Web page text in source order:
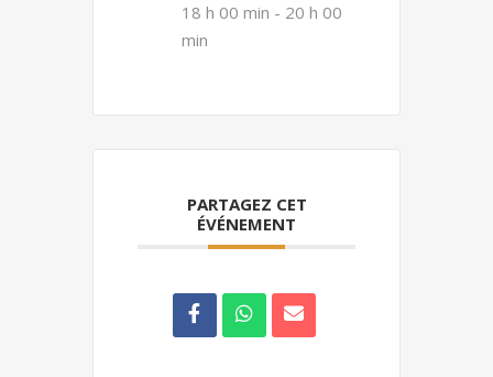
18 h 00 min - 20 h 00
min
PARTAGEZ CET
ÉVÉNEMENT